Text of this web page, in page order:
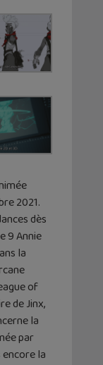
2021.
dès
9 Annie
la
of
de Jinx,
la
par
encore la